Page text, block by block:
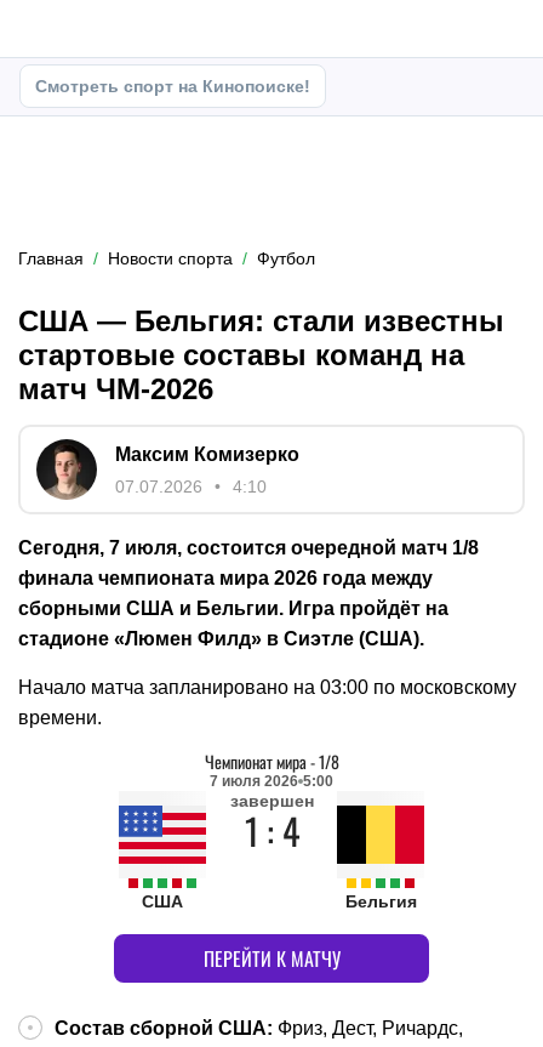
Смотреть спорт на Кинопоиске!
Главная Новости спорта Футбол
США — Бельгия: стали известны
стартовые составы команд на
матч ЧМ-2026
Максим Комизерко
07.07.2026 4:10
Сегодня, 7 июля, состоится очередной матч 1/8
финала чемпионата мира 2026 года между
сборными США и Бельгии. Игра пройдёт на
стадионе «Люмен Филд» в Сиэтле (США).
Начало матча запланировано на 03:00 по московскому
времени.
Чемпионат мира-1/8
7 июля 2026 5:00
США
завершен
1 : 4
Бельгия
ПЕРЕЙТИ К МАТЧУ
Состав сборной США: Фриз, Дест, Ричардс,